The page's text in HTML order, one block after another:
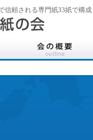
信頼される専門紙33紙で構成